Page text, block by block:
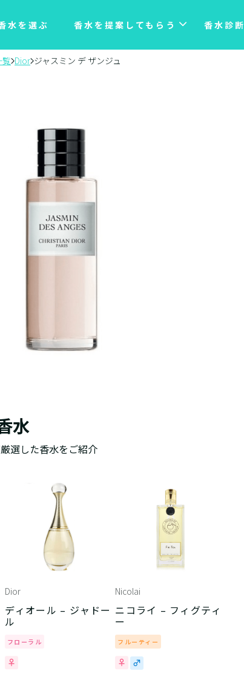
水を選ぶ 香水を提案してもらう 香水診断
Dior ジャスミン デ ザンジュ
水
選した香水をご紹介
Dior
ディオール – ジャドー
ル
フローラル
Nicolai
ニコライ – フィグティ
ー
フルーティー